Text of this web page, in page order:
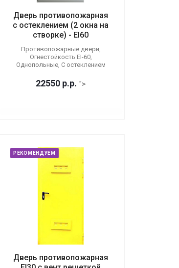
Дверь противопожарная
с остеклением (2 окна на
створке) - EI60
Противопожарные двери,
Огнестойкость EI-60,
Однопольные, С остеклением
22550 р.р. ">
РЕКОМЕНДУЕМ
Дверь противопожарная